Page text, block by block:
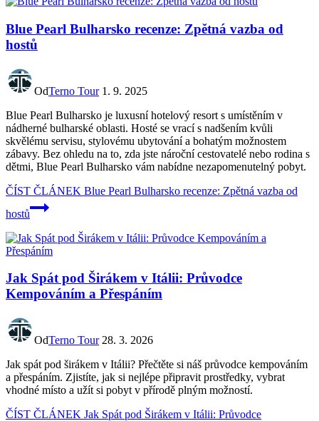
Blue Pearl Bulharsko recenze: Zpětná vazba od
hostů
OdTerno Tour 1. 9. 2025
Blue Pearl Bulharsko je luxusní hotelový resort s umístěním v
nádherné bulharské oblasti. Hosté se vrací s nadšením kvůli
skvělému servisu, stylovému ubytování a bohatým možnostem
zábavy. Bez ohledu na to, zda jste nároční cestovatelé nebo rodina s
dětmi, Blue Pearl Bulharsko vám nabídne nezapomenutelný pobyt.
ČÍST ČLÁNEK Blue Pearl Bulharsko recenze: Zpětná vazba od
hostů
Jak Spát pod Širákem v Itálii: Průvodce
Kempováním a Přespáním
OdTerno Tour 28. 3. 2026
Jak spát pod širákem v Itálii? Přečtěte si náš průvodce kempováním
a přespáním. Zjistíte, jak si nejlépe připravit prostředky, vybrat
vhodné místo a užít si pobyt v přírodě plným možností.
ČÍST ČLÁNEK Jak Spát pod Širákem v Itálii: Průvodce